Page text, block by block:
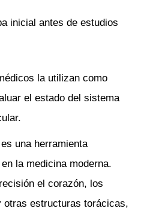
inicial antes de estudios
la utilizan como
el estado del sistema
es una herramienta
la medicina moderna.
el corazón, los
estructuras torácicas,